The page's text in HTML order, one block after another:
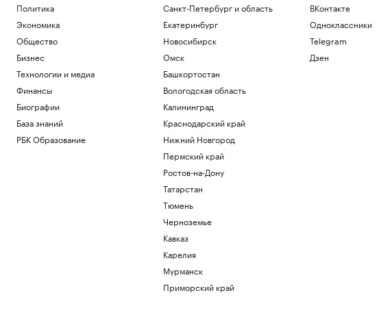
Политика
Экономика
Общество
Бизнес
Технологии и медиа
Финансы
Биографии
База знаний
РБК Образование
Санкт-Петербург и область
Екатеринбург
Новосибирск
Омск
Башкортостан
Вологодская область
Калининград
Краснодарский край
Нижний Новгород
Пермский край
Ростов-на-Дону
Татарстан
Тюмень
Черноземье
Кавказ
Карелия
Мурманск
Приморский край
ВКонтакте
Одноклассники
Telegram
Дзен